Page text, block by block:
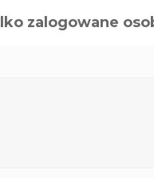
zalogowane